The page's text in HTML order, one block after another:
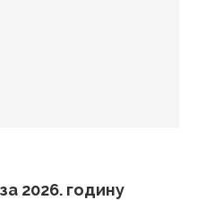
2026. годину